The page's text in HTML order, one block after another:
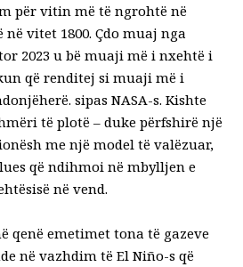
për vitin më të ngrohtë në
vitet 1800. Çdo muaj nga
2023 u bë muaji më i nxehtë i
që renditej si muaji më i
sipas NASA-s. Kishte
të plotë – duke përfshirë një
me një model të valëzuar,
që ndihmoi në mbylljen e
në vend.
qenë emetimet tona të gazeve
në vazhdim të El Niño-s që